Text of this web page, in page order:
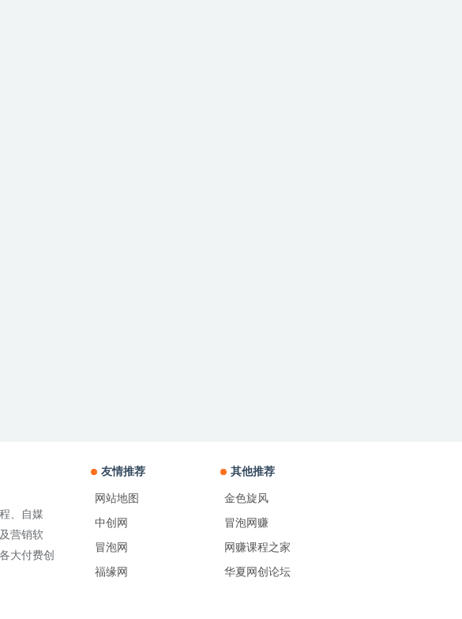
、自媒
营销软
大付费创
友情推荐
网站地图
中创网
冒泡网
福缘网
其他推荐
金色旋风
冒泡网赚
网赚课程之家
华夏网创论坛